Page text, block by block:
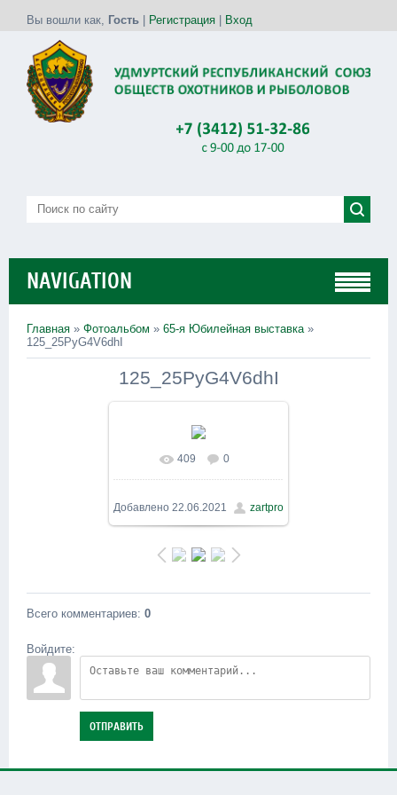
Вы вошли как, Гость Регистрация Вход
NAVIGATION
Главная » Фотоальбом » 65-я Юбилейная выставка»
125_25PyG4V6dhI
125_25PyG4V6dhI
В реальном размере
1600x900 / 273.5Kb
409 0
Добавлено 22.06.2021 zartpro
Всего комментариев: 0
Войдите:
ОТПРАВИТЬ